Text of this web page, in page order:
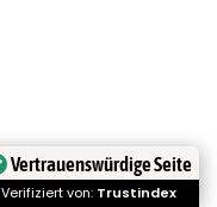
Vertrauenswürdige Seite
Verifiziert von: Trustindex